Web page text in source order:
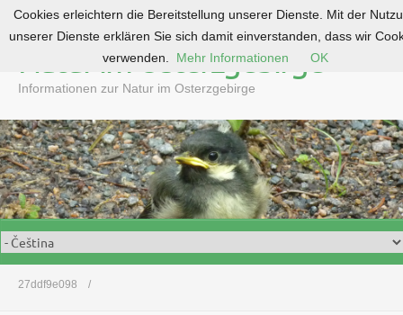
o
c
o
n
t
e
n
Natur im Osterzgebirge
Informationen zur Natur im Osterzgebirge
27ddf9e098
Cookies erleichtern die Bereitstellung unserer Dienste. Mit der
unserer Dienste erklären Sie sich damit einverstanden, dass wir
verwenden.
Mehr Informationen OK